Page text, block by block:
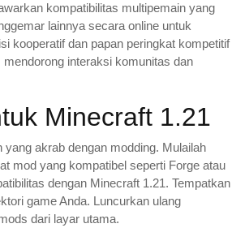
kompatibilitas multipemain yang
lainnya secara online untuk
kooperatif dan papan peringkat kompetitif
interaksi komunitas dan
Minecraft 1.21
akrab dengan modding. Mulailah
mod yang kompatibel seperti Forge atau
dengan Minecraft 1.21. Tempatkan
game Anda. Luncurkan ulang
dari layar utama.